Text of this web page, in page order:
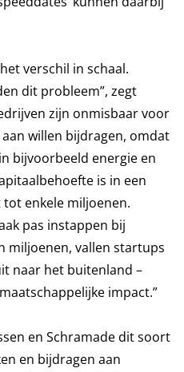
verschil in schaal.
dit probleem”, zegt
zijn onmisbaar voor
willen bijdragen, omdat
bijvoorbeeld energie en
is in een
enkele miljoenen.
pas instappen bij
miljoenen, vallen startups
naar het buitenland –
impact.”
en Schramade dit soort
en bijdragen aan